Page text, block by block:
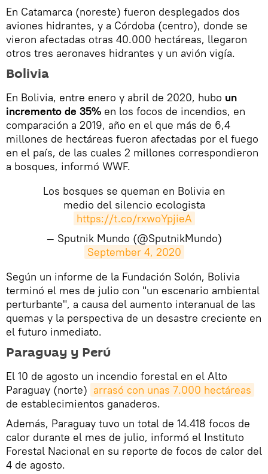
En Catamarca (noreste) fueron desplegados dos
aviones hidrantes, y a Córdoba (centro), donde se
vieron afectadas otras 40.000 hectáreas, llegaron
otros tres aeronaves hidrantes y un avión vigía.
Bolivia
En Bolivia, entre enero y abril de 2020, hubo un
incremento de 35% en los focos de incendios, en
comparación a 2019, año en el que más de 6,4
millones de hectáreas fueron afectadas por el fuego
en el país, de las cuales 2 millones correspondieron
a bosques, informó WWF.
Los bosques se queman en Bolivia en
medio del silencio ecologista
https://t.co/rxwoYpjieA
— Sputnik Mundo (@SputnikMundo)
September 4, 2020
​Según un informe de la Fundación Solón, Bolivia
terminó el mes de julio con "un escenario ambiental
perturbante", a causa del aumento interanual de las
quemas y la perspectiva de un desastre creciente en
el futuro inmediato.
Paraguay y Perú
El 10 de agosto un incendio forestal en el Alto
Paraguay (norte) arrasó con unas 7.000 hectáreas
de establecimientos ganaderos.
Además, Paraguay tuvo un total de 14.418 focos de
calor durante el mes de julio, informó el Instituto
Forestal Nacional en su reporte de focos de calor del
4 de agosto.